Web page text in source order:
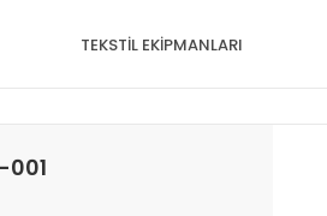
TEKSTİL EKİPMANLARI
001